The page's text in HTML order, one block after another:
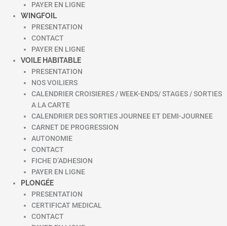
PAYER EN LIGNE
WINGFOIL
PRESENTATION
CONTACT
PAYER EN LIGNE
VOILE HABITABLE
PRESENTATION
NOS VOILIERS
CALENDRIER CROISIERES / WEEK-ENDS/ STAGES / SORTIES
A LA CARTE
CALENDRIER DES SORTIES JOURNEE ET DEMI-JOURNEE
CARNET DE PROGRESSION
AUTONOMIE
CONTACT
FICHE D’ADHESION
PAYER EN LIGNE
PLONGÉE
PRESENTATION
CERTIFICAT MEDICAL
CONTACT